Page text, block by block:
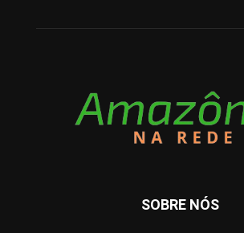
SOBRE NÓS